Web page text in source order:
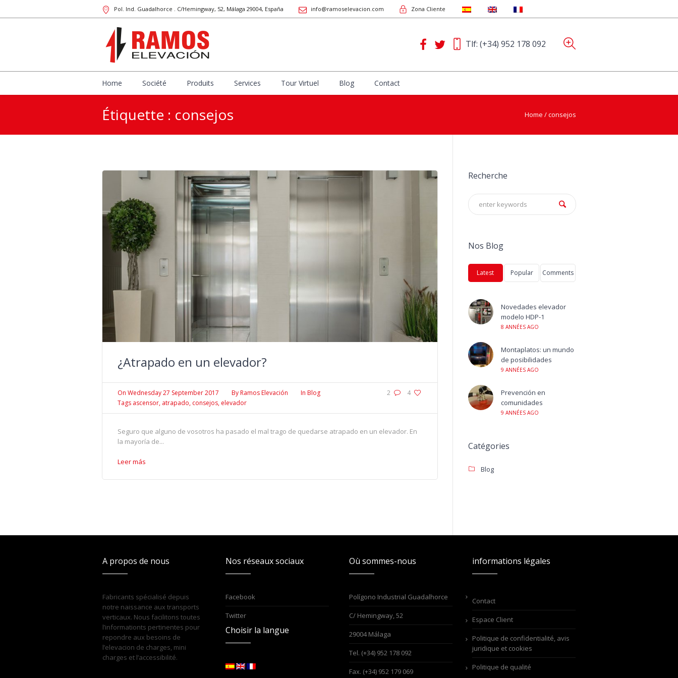
Pol. Ind. Guadalhorce . C/Hemingway, 52, Málaga 29004, España info@ramoselevacion.com Zona Cliente
Tlf: (+34) 952 178 092
Home Société Produits Services Tour Virtuel Blog Contact
Étiquette : consejos Home /consejos
¿Atrapado en un elevador?
2 4
On Wednesday 27 September 2017 ByRamos Elevación In Blog
Tags ascensor, atrapado, consejos, elevador
Seguro que alguno de vosotros ha pasado el mal trago de quedarse atrapado en un elevador. En
la mayoría de...
Leer más
Recherche
Nos Blog
Latest Popular Comments
Novedades elevador
modelo HDP-1
8 ANNÉES AGO
Montaplatos: un mundo
de posibilidades
9 ANNÉES AGO
Prevención en
comunidades
9 ANNÉES AGO
Catégories
Blog
A propos de nous
Fabricants spécialisé depuis
notre naissance aux transports
verticaux. Nous facilitons toutes
l’informationts pertinentes pour
repondre aux besoins de
l’elevacion de charges, mini
charges et l’accessibilité.
Nos réseaux sociaux
Facebook
Twitter
Choisir la langue
Où sommes-nous
Polígono Industrial Guadalhorce
C/ Hemingway, 52
29004 Málaga
Tel. (+34) 952 178 092
Fax. (+34) 952 179 069
informations légales
Contact
Espace Client
Politique de confidentialité, avis
juridique et cookies
Politique de qualité